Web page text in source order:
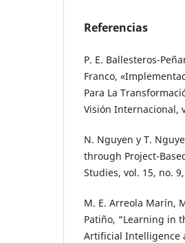
Referencias
P. E. Ballesteros-
Franco,
Para La
Visión Internacional,
N. Nguyen y T.
through Project-
Studies, vol. 15, no.
M. E. Arreola Marín,
Patiño, “Learning in
Artificial Intelligence